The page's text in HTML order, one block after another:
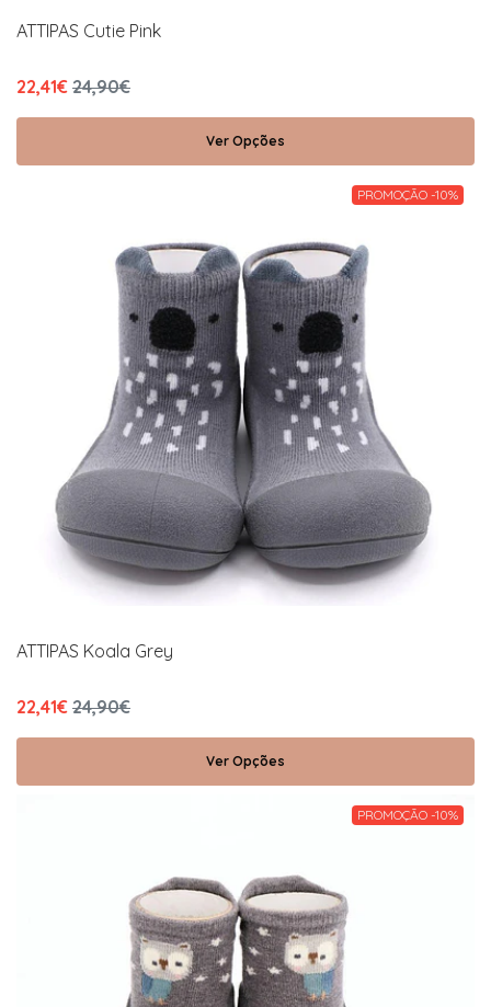
ATTIPAS Cutie Pink
22,41€ 24,90€
Ver Opções
PROMOÇÃO -10%
ATTIPAS Koala Grey
22,41€ 24,90€
Ver Opções
PROMOÇÃO -10%